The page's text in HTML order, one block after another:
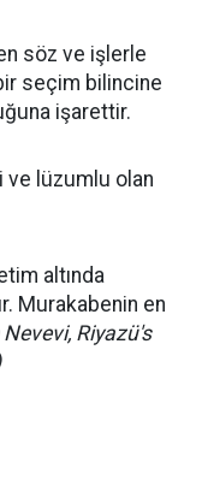
söz ve işlerle
seçim bilincine
işarettir.
ve lüzumlu olan
altında
Murakabenin en
Riyazü's